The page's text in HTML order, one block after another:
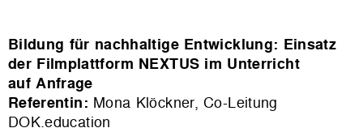
Bildung für nachhaltige Entwicklung: Einsatz
der Filmplattform NEXTUS im Unterricht
auf Anfrage
Referentin: Mona Klöckner, Co-Leitung
DOK.education